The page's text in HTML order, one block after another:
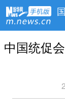
中国统促